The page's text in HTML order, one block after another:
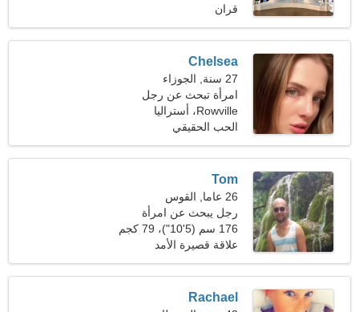
قران
Chelsea
27 سنة, الجوزاء
امرأة تبحث عن رجل
Rowville، أستراليا
الحب الحقيقي
Tom
26 عاما, القوس
رجل يبحث عن امرأة
176 سم (5'10")، 79 كجم
(174 رطلا)
علاقة قصيرة الأمد
Rachael